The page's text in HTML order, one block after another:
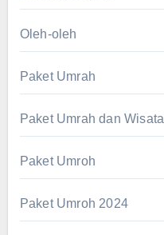
Oleh-oleh
Paket Umrah
Paket Umrah dan Wisata
Paket Umroh
Paket Umroh 2024